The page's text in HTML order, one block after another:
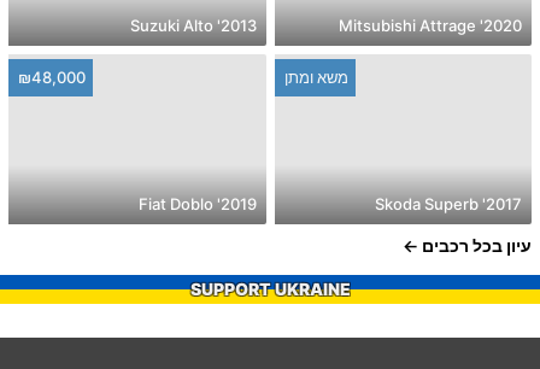
2020' Mitsubishi Attrage
2013' Suzuki Alto
משא ומתן
2017' Skoda Superb
₪48,000
2019' Fiat Doblo
עיון בכל רכבים
SUPPORT UKRAINE